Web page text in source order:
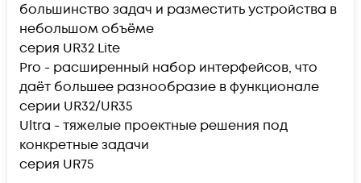
большинство задач и разместить устройства в
небольшом объёме
серия UR32 Lite
Pro - расширенный набор интерфейсов, что
даёт большее разнообразие в функционале
серии UR32/UR35
Ultra - тяжелые проектные решения под
конкретные задачи
серия UR75